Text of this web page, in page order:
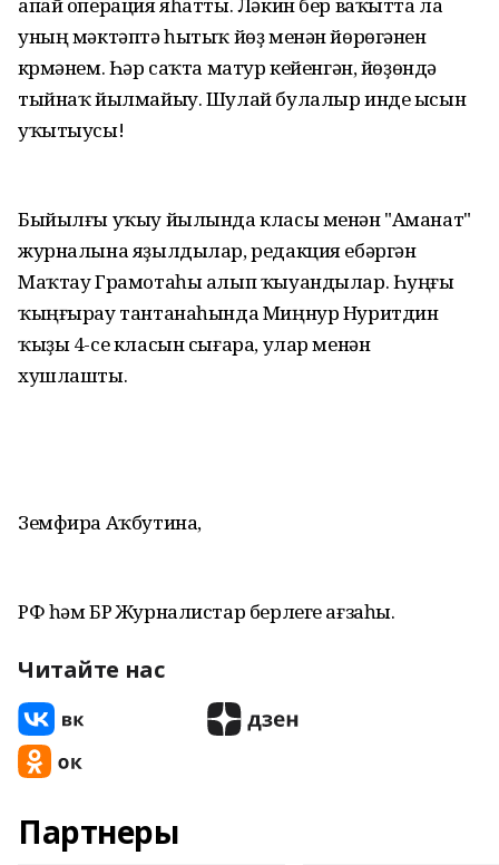
уның мәктәптә һытыҡ йөҙ менән йөрөгәнен
күрмәнем. Һәр саҡта матур кейенгән, йөҙөндә
тыйнаҡ йылмайыу. Шулай булалыр инде ысын
уҡытыусы!
Быйылғы уҡыу йылында класы менән "Аманат"
журналына яҙылдылар, редакция ебәргән
Маҡтау Грамотаһы алып ҡыуандылар. Һуңғы
ҡыңғырау тантанаһында Миңнур Нуритдин
ҡыҙы 4-се класын сығара, улар менән
хушлашты.
Земфира Аҡбутина,
РФ һәм БР Журналистар берлеге ағзаһы.
Читайте нас
Партнеры